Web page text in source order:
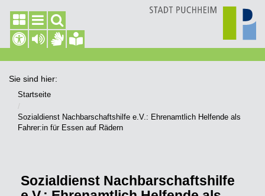
Sie sind hier:
Startseite
Sozialdienst Nachbarschaftshilfe e.V.: Ehrenamtlich Helfende als
Fahrer:in für Essen auf Rädern
Sozialdienst Nachbarschaftshilfe